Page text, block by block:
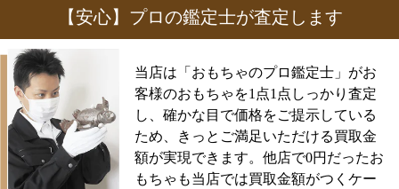
【安心】プロの鑑定士が査定します
当店は「おもちゃのプロ鑑定士」がお
客様のおもちゃを1点1点しっかり査定
し、確かな目で価格をご提示している
ため、きっとご満足いただける買取金
額が実現できます。他店で0円だったお
もちゃも当店では買取金額がつくケー